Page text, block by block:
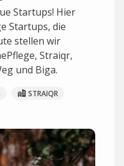
Startups! Hier
Startups, die
stellen wir
Straiqr,
und Biga.
STRAIQR